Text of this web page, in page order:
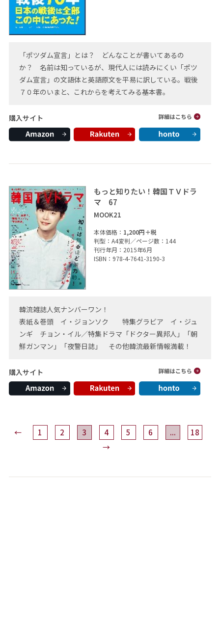
「ポツダム宣言」とは？ どんなことが書いてあるの
か？ 名前は知っているが、現代人には読みにくい「ポツ
ダム宣言」の文語体と英語原文を平易に訳している。戦後
７０年のいまと、これからを考えてみる基本書。
購入サイト
もっと知りたい！韓国ＴＶドラ
マ 67
MOOK21
本体価格： 1,200円＋税
判型：A4変判／ページ数：144
刊行年月：2015年6月
ISBN：978-4-7641-3190-3
韓流雑誌人気ナンバーワン！
表紙＆巻頭 イ・ジョンソク 特集グラビア イ・ジュ
ンギ チョン・イル／特集ドラマ「ドクター異邦人」「朝
鮮ガンマン」「夜警日誌」 その他韓流最新情報満載！
購入サイト
← 1 2 3 4 5 6 ...
18
→